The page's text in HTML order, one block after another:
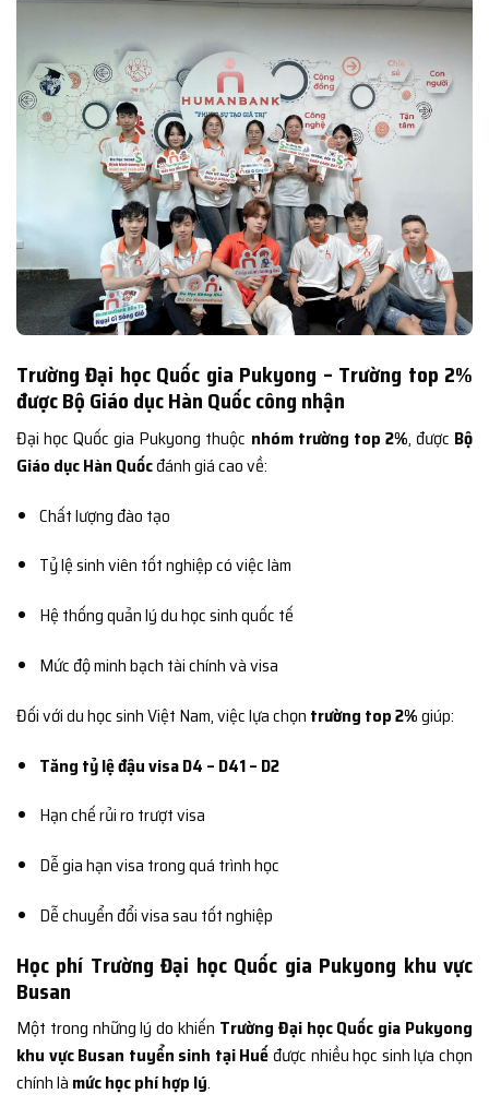
Trường Đại học Quốc gia Pukyong – Trường top 2%
được Bộ Giáo dục Hàn Quốc công nhận
Đại học Quốc gia Pukyong thuộc nhóm trường top 2%, được Bộ
Giáo dục Hàn Quốcđánh giá cao về:
Chất lượng đào tạo
Tỷ lệ sinh viên tốt nghiệp có việc làm
Hệ thống quản lý du học sinh quốc tế
Mức độ minh bạch tài chính và visa
Đối với du học sinh Việt Nam, việc lựa chọn trường top 2%giúp:
Tăng tỷ lệ đậu visa D4 – D41 – D2
Hạn chế rủi ro trượt visa
Dễ gia hạn visa trong quá trình học
Dễ chuyển đổi visa sau tốt nghiệp
Học phí Trường Đại học Quốc gia Pukyong khu vực
Busan
Một trong những lý do khiến Trường Đại học Quốc gia Pukyong
khu vực Busan tuyển sinh tại Huếđược nhiều học sinh lựa chọn
chính là mức học phí hợp lý.